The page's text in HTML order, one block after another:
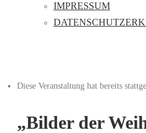
IMPRESSUM
Diese Veranstaltung hat bereits
„Bilder der